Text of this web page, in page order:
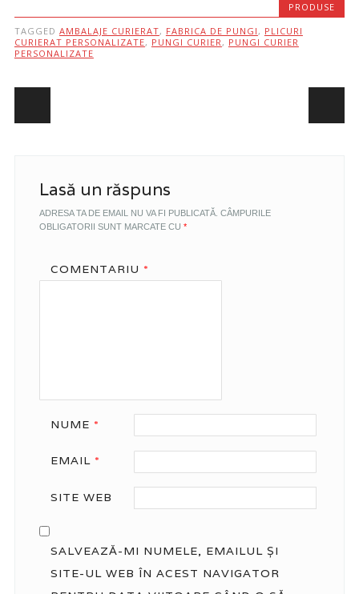
PRODUSE
TAGGED AMBALAJE CURIERAT, FABRICA DE PUNGI , PLICURI
CURIERAT PERSONALIZATE, PUNGI CURIER, PUNGI CURIER
PERSONALIZATE
Lasă un răspuns
ADRESA TA DE EMAIL NU VA FI PUBLICATĂ. CÂMPURILE
OBLIGATORII SUNT MARCATE CU *
COMENTARIU *
NUME *
EMAIL *
SITE WEB
SALVEAZĂ-MI NUMELE, EMAILUL ȘI
SITE-UL WEB ÎN ACEST NAVIGATOR